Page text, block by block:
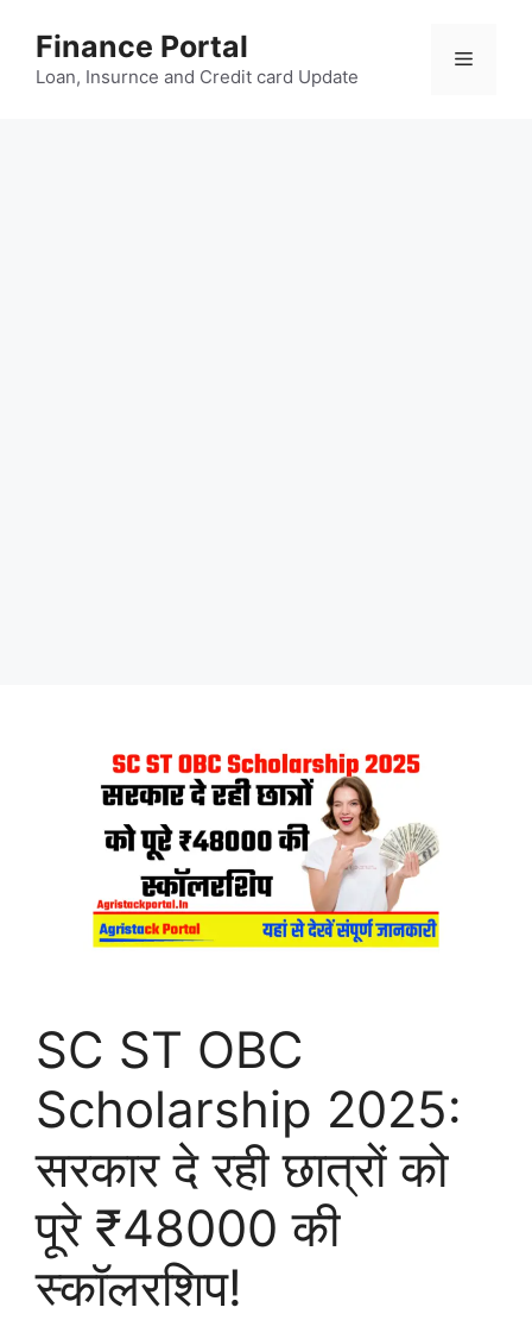
content
Finance Portal
Loan, Insurnce and Credit card Update
Menu
SC ST OBC
Scholarship 2025:
सरकार दे रही छात्रों को
पूरे ₹48000 की
स्कॉलरशिप!